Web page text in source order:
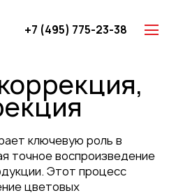
+7 (495) 775-23-38
ключевую роль в
точное воспроизведение
Этот процесс
цветовых